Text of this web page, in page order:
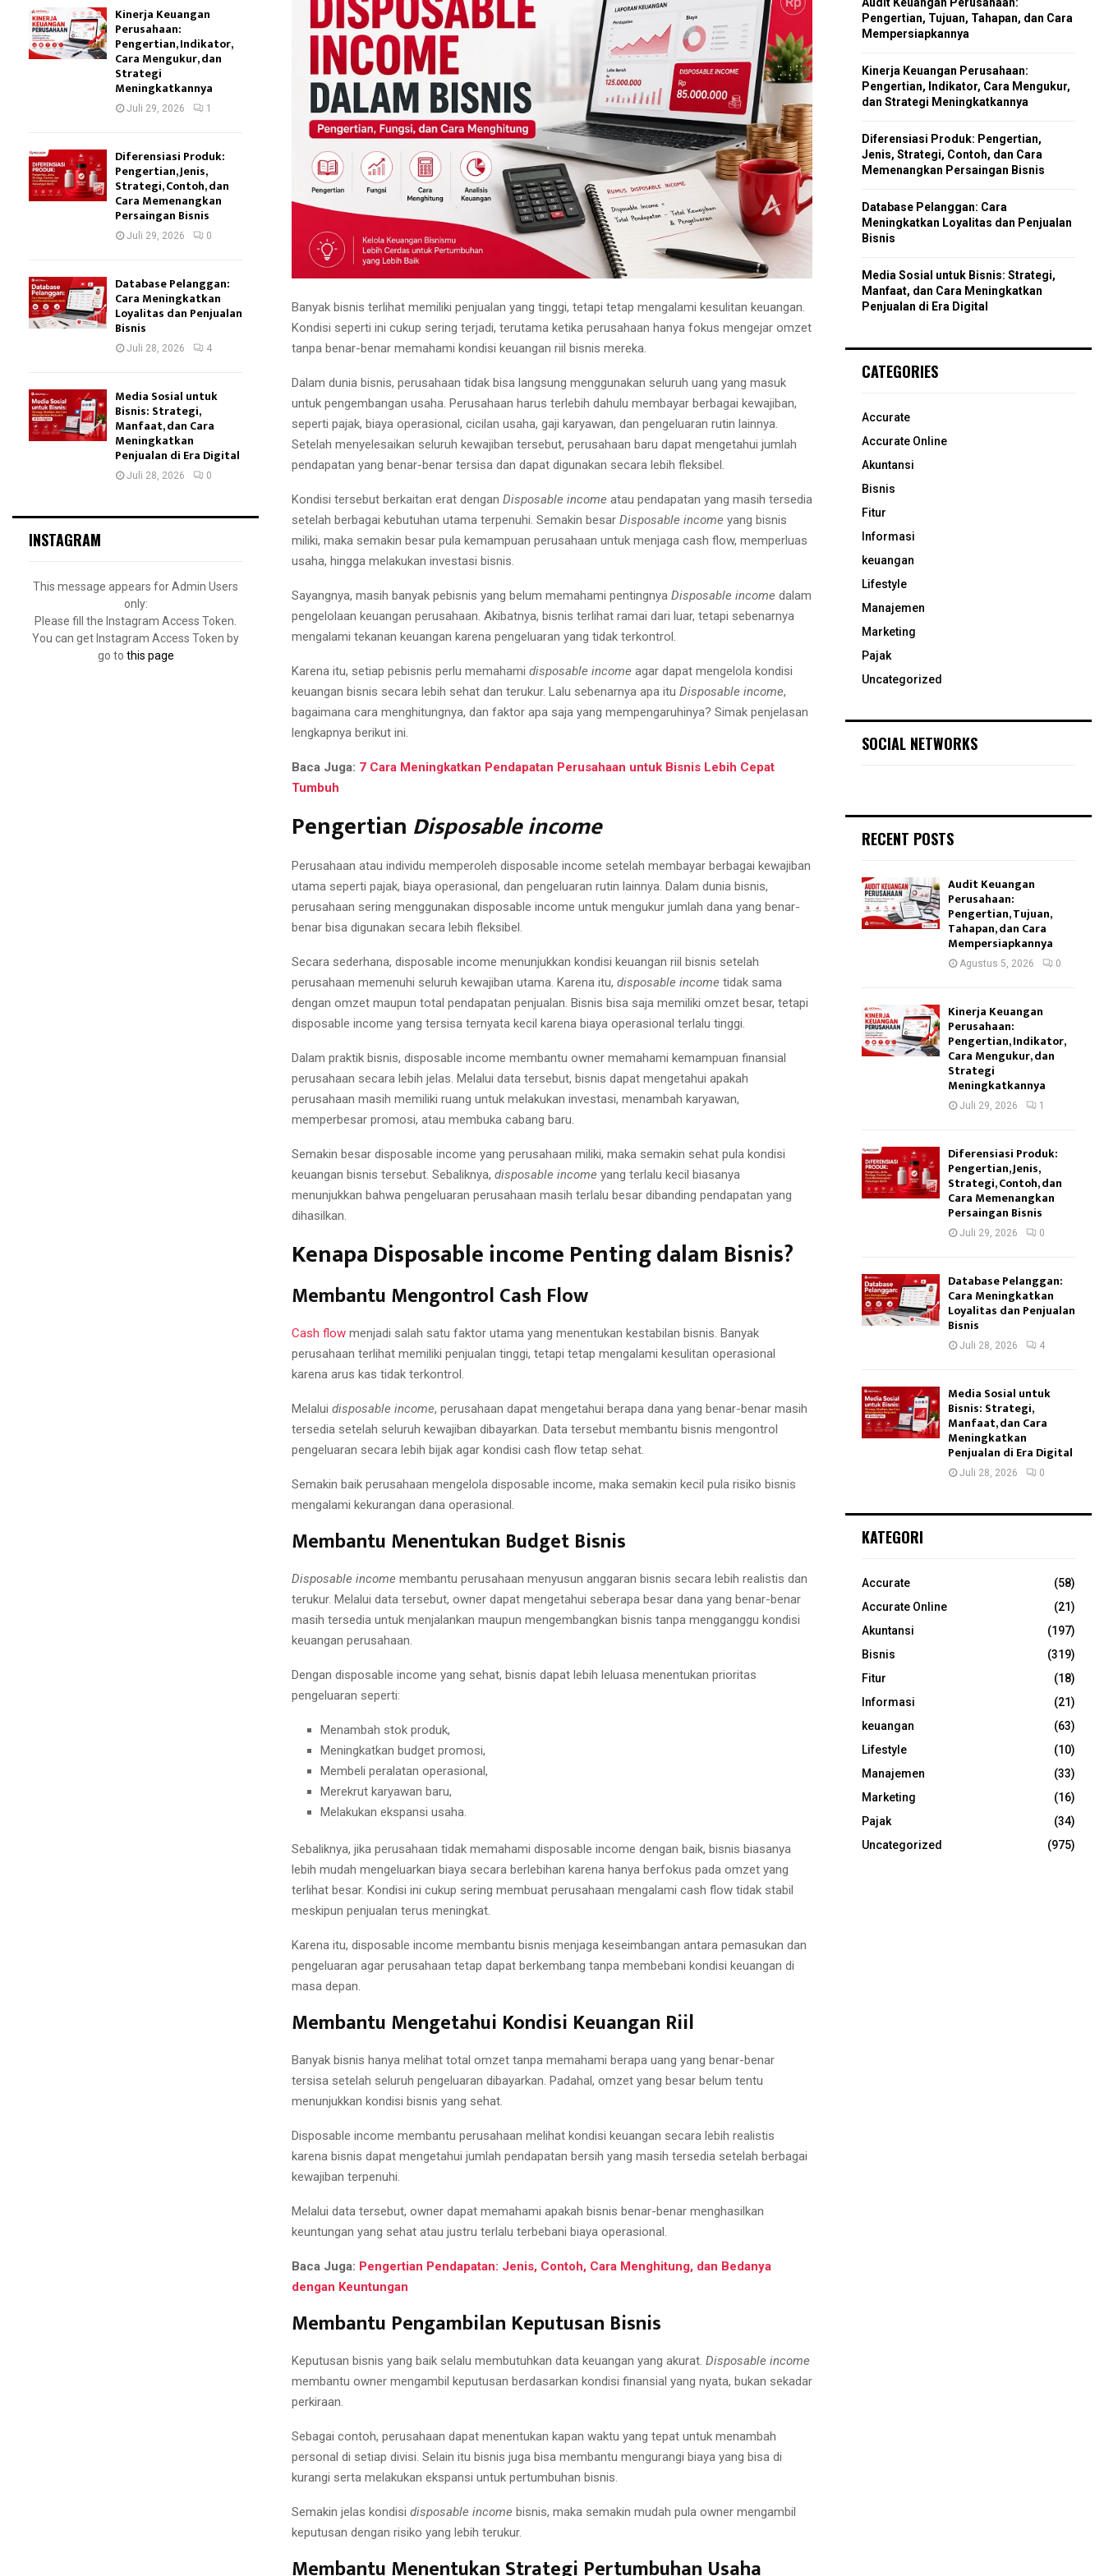
Banyak bisnis terlihat memiliki penjualan yang tinggi, tetapi tetap mengalami kesulitan keuangan.
Kondisi seperti ini cukup sering terjadi, terutama ketika perusahaan hanya fokus mengejar omzet
tanpa benar-benar memahami kondisi keuangan riil bisnis mereka.
Dalam dunia bisnis, perusahaan tidak bisa langsung menggunakan seluruh uang yang masuk
untuk pengembangan usaha. Perusahaan harus terlebih dahulu membayar berbagai kewajiban,
seperti pajak, biaya operasional, cicilan usaha, gaji karyawan, dan pengeluaran rutin lainnya.
Setelah menyelesaikan seluruh kewajiban tersebut, perusahaan baru dapat mengetahui jumlah
pendapatan yang benar-benar tersisa dan dapat digunakan secara lebih fleksibel.
Kondisi tersebut berkaitan erat dengan Disposable income atau pendapatan yang masih tersedia
setelah berbagai kebutuhan utama terpenuhi. Semakin besar Disposable income yang bisnis
miliki, maka semakin besar pula kemampuan perusahaan untuk menjaga cash flow, memperluas
usaha, hingga melakukan investasi bisnis.
Sayangnya, masih banyak pebisnis yang belum memahami pentingnya Disposable income dalam
pengelolaan keuangan perusahaan. Akibatnya, bisnis terlihat ramai dari luar, tetapi sebenarnya
mengalami tekanan keuangan karena pengeluaran yang tidak terkontrol.
Karena itu, setiap pebisnis perlu memahami disposable income agar dapat mengelola kondisi
keuangan bisnis secara lebih sehat dan terukur. Lalu sebenarnya apa itu Disposable income,
bagaimana cara menghitungnya, dan faktor apa saja yang mempengaruhinya? Simak penjelasan
lengkapnya berikut ini.
Baca Juga: 7 Cara Meningkatkan Pendapatan Perusahaan untuk Bisnis Lebih Cepat
Tumbuh
Pengertian Disposable income
Perusahaan atau individu memperoleh disposable income setelah membayar berbagai kewajiban
utama seperti pajak, biaya operasional, dan pengeluaran rutin lainnya. Dalam dunia bisnis,
perusahaan sering menggunakan disposable income untuk mengukur jumlah dana yang benar-
benar bisa digunakan secara lebih fleksibel.
Secara sederhana, disposable income menunjukkan kondisi keuangan riil bisnis setelah
perusahaan memenuhi seluruh kewajiban utama. Karena itu, disposable income tidak sama
dengan omzet maupun total pendapatan penjualan. Bisnis bisa saja memiliki omzet besar, tetapi
disposable income yang tersisa ternyata kecil karena biaya operasional terlalu tinggi.
Dalam praktik bisnis, disposable income membantu owner memahami kemampuan finansial
perusahaan secara lebih jelas. Melalui data tersebut, bisnis dapat mengetahui apakah
perusahaan masih memiliki ruang untuk melakukan investasi, menambah karyawan,
memperbesar promosi, atau membuka cabang baru.
Semakin besar disposable income yang perusahaan miliki, maka semakin sehat pula kondisi
keuangan bisnis tersebut. Sebaliknya, disposable income yang terlalu kecil biasanya
menunjukkan bahwa pengeluaran perusahaan masih terlalu besar dibanding pendapatan yang
dihasilkan.
Kenapa Disposable income Penting dalam Bisnis?
Membantu Mengontrol Cash Flow
Cash flow menjadi salah satu faktor utama yang menentukan kestabilan bisnis. Banyak
perusahaan terlihat memiliki penjualan tinggi, tetapi tetap mengalami kesulitan operasional
karena arus kas tidak terkontrol.
Melalui disposable income, perusahaan dapat mengetahui berapa dana yang benar-benar masih
tersedia setelah seluruh kewajiban dibayarkan. Data tersebut membantu bisnis mengontrol
pengeluaran secara lebih bijak agar kondisi cash flow tetap sehat.
Semakin baik perusahaan mengelola disposable income, maka semakin kecil pula risiko bisnis
mengalami kekurangan dana operasional.
Membantu Menentukan Budget Bisnis
Disposable income membantu perusahaan menyusun anggaran bisnis secara lebih realistis dan
terukur. Melalui data tersebut, owner dapat mengetahui seberapa besar dana yang benar-benar
masih tersedia untuk menjalankan maupun mengembangkan bisnis tanpa mengganggu kondisi
keuangan perusahaan.
Dengan disposable income yang sehat, bisnis dapat lebih leluasa menentukan prioritas
pengeluaran seperti:
Menambah stok produk,
Meningkatkan budget promosi,
Membeli peralatan operasional,
Merekrut karyawan baru,
Melakukan ekspansi usaha.
Sebaliknya, jika perusahaan tidak memahami disposable income dengan baik, bisnis biasanya
lebih mudah mengeluarkan biaya secara berlebihan karena hanya berfokus pada omzet yang
terlihat besar. Kondisi ini cukup sering membuat perusahaan mengalami cash flow tidak stabil
meskipun penjualan terus meningkat.
Karena itu, disposable income membantu bisnis menjaga keseimbangan antara pemasukan dan
pengeluaran agar perusahaan tetap dapat berkembang tanpa membebani kondisi keuangan di
masa depan.
Membantu Mengetahui Kondisi Keuangan Riil
Banyak bisnis hanya melihat total omzet tanpa memahami berapa uang yang benar-benar
tersisa setelah seluruh pengeluaran dibayarkan. Padahal, omzet yang besar belum tentu
menunjukkan kondisi bisnis yang sehat.
Disposable income membantu perusahaan melihat kondisi keuangan secara lebih realistis
karena bisnis dapat mengetahui jumlah pendapatan bersih yang masih tersedia setelah berbagai
kewajiban terpenuhi.
Melalui data tersebut, owner dapat memahami apakah bisnis benar-benar menghasilkan
keuntungan yang sehat atau justru terlalu terbebani biaya operasional.
Baca Juga: Pengertian Pendapatan: Jenis, Contoh, Cara Menghitung, dan Bedanya
dengan Keuntungan
Membantu Pengambilan Keputusan Bisnis
Keputusan bisnis yang baik selalu membutuhkan data keuangan yang akurat. Disposable income
membantu owner mengambil keputusan berdasarkan kondisi finansial yang nyata, bukan sekadar
perkiraan.
Sebagai contoh, perusahaan dapat menentukan kapan waktu yang tepat untuk menambah
personal di setiap divisi. Selain itu bisnis juga bisa membantu mengurangi biaya yang bisa di
kurangi serta melakukan ekspansi untuk pertumbuhan bisnis.
Semakin jelas kondisi disposable income bisnis, maka semakin mudah pula owner mengambil
keputusan dengan risiko yang lebih terukur.
Membantu Menentukan Strategi Pertumbuhan Usaha
Kinerja Keuangan
Perusahaan:
Pengertian, Indikator,
Cara Mengukur, dan
Strategi
Meningkatkannya
Juli 29, 2026 1
Diferensiasi Produk:
Pengertian, Jenis,
Strategi, Contoh, dan
Cara Memenangkan
Persaingan Bisnis
Juli 29, 2026 0
Database Pelanggan:
Cara Meningkatkan
Loyalitas dan Penjualan
Bisnis
Juli 28, 2026 4
Media Sosial untuk
Bisnis: Strategi,
Manfaat, dan Cara
Meningkatkan
Penjualan di Era Digital
Juli 28, 2026 0
INSTAGRAM
This message appears for Admin Users
only:
Please fill the Instagram Access Token.
You can get Instagram Access Token by
go to this page
r
:
R
Pengertian, Tujuan, Tahapan, dan Cara
Mempersiapkannya
Kinerja Keuangan Perusahaan:
Pengertian, Indikator, Cara Mengukur,
dan Strategi Meningkatkannya
Diferensiasi Produk: Pengertian,
Jenis, Strategi, Contoh, dan Cara
Memenangkan Persaingan Bisnis
Database Pelanggan: Cara
Meningkatkan Loyalitas dan Penjualan
Bisnis
Media Sosial untuk Bisnis: Strategi,
Manfaat, dan Cara Meningkatkan
Penjualan di Era Digital
CATEGORIES
Accurate
Accurate Online
Akuntansi
Bisnis
Fitur
Informasi
keuangan
Lifestyle
Manajemen
Marketing
Pajak
Uncategorized
SOCIAL NETWORKS
RECENT POSTS
Audit Keuangan
Perusahaan:
Pengertian, Tujuan,
Tahapan, dan Cara
Mempersiapkannya
Agustus 5, 2026 0
Kinerja Keuangan
Perusahaan:
Pengertian, Indikator,
Cara Mengukur, dan
Strategi
Meningkatkannya
Juli 29, 2026 1
Diferensiasi Produk:
Pengertian, Jenis,
Strategi, Contoh, dan
Cara Memenangkan
Persaingan Bisnis
Juli 29, 2026 0
Database Pelanggan:
Cara Meningkatkan
Loyalitas dan Penjualan
Bisnis
Juli 28, 2026 4
Media Sosial untuk
Bisnis: Strategi,
Manfaat, dan Cara
Meningkatkan
Penjualan di Era Digital
Juli 28, 2026 0
KATEGORI
Accurate
(58)
Accurate Online
(21)
Akuntansi
(197)
Bisnis
(319)
Fitur
(18)
Informasi
(21)
keuangan
(63)
Lifestyle
(10)
Manajemen
(33)
Marketing
(16)
Pajak
(34)
Uncategorized
(975)